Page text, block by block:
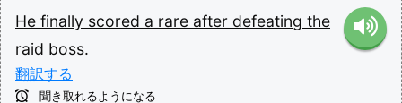
He finally scored a rare after defeating the
raid boss.
翻訳する
聞き取れるようになる